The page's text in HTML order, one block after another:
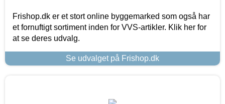
Frishop.dk er et stort online byggemarked som også har
et fornuftigt sortiment inden for VVS-artikler. Klik her for
at se deres udvalg.
Se udvalget på Frishop.dk